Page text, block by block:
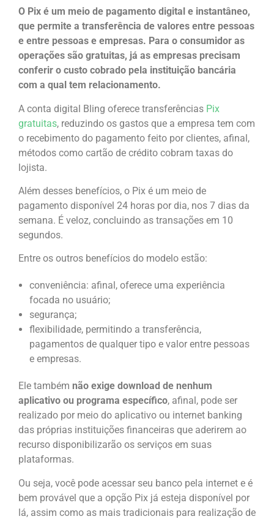
O Pix é um meio de pagamento digital e instantâneo,
que permite a transferência de valores entre pessoas
e entre pessoas e empresas. Para o consumidor as
operações são gratuitas, já as empresas precisam
conferir o custo cobrado pela instituição bancária
com a qual tem relacionamento.
A conta digital Bling oferece transferências Pix
gratuitas, reduzindo os gastos que a empresa tem com
o recebimento do pagamento feito por clientes, afinal,
métodos como cartão de crédito cobram taxas do
lojista.
Além desses benefícios, o Pix é um meio de
pagamento disponível 24 horas por dia, nos 7 dias da
semana. É veloz, concluindo as transações em 10
segundos.
Entre os outros benefícios do modelo estão:
conveniência: afinal, oferece uma experiência
focada no usuário;
segurança;
flexibilidade, permitindo a transferência,
pagamentos de qualquer tipo e valor entre pessoas
e empresas.
Ele também não exige download de nenhum
aplicativo ou programa específico, afinal, pode ser
realizado por meio do aplicativo ou internet banking
das próprias instituições financeiras que aderirem ao
recurso disponibilizarão os serviços em suas
plataformas.
Ou seja, você pode acessar seu banco pela internet e é
bem provável que a opção Pix já esteja disponível por
lá, assim como as mais tradicionais para realização de